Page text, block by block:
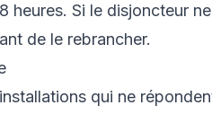
Si le disjoncteur
de le rebrancher.
qui ne